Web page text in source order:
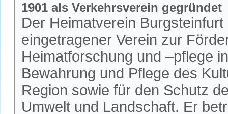
1901 als Verkehrsverein gegründet
Der Heimatverein Burgsteinfurt
eingetragener Verein zur
Heimatforschung und –pflege
Bewahrung und Pflege des
Region sowie für den Schutz
Umwelt und Landschaft. Er